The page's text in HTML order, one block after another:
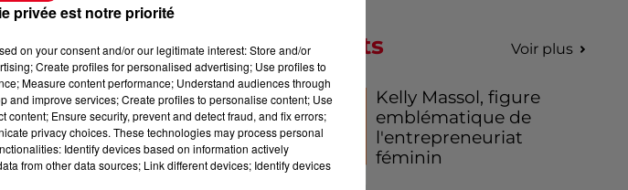
Podcasts Voir plus
Kelly Massol, figure
emblématique de
l'entrepreneuriat
féminin
privée est notre priorité
on your consent and/or our legitimate interest: Store and/or
Create profiles for personalised advertising; Use profiles to
Measure content performance; Understand audiences through
and improve services; Create profiles to personalise content; Use
Ensure security, prevent and detect fraud, and fix errors;
privacy choices. These technologies may process personal
Identify devices based on information actively
from other data sources; Link different devices; Identify devices